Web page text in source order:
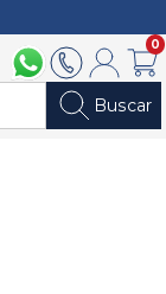
094 211 1122902 2902Mi cuenta
0
Buscar